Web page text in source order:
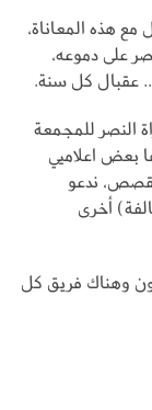
مع هذه المعاناة،
على دموعه،
عقبال كل سنة.
النصر للمجمعة
بعض اعلاميي
ندعو
أخرى
وهناك فريق كل